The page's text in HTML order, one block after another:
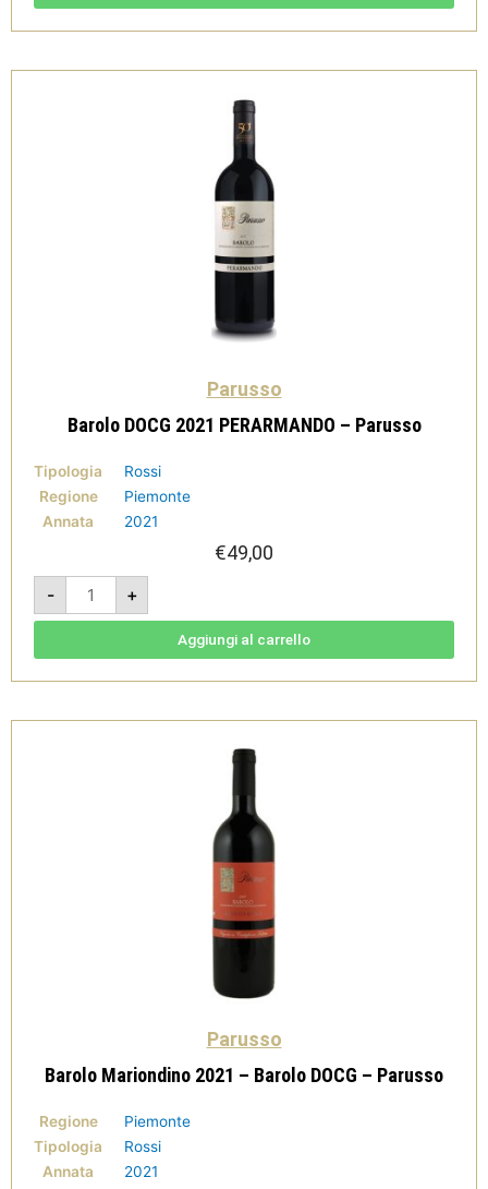
-
Parusso
Barolo DOCG 2021 PERARMANDO – Parusso
Tipologia
Rossi
Regione
Piemonte
Annata
2021
€49,00
-
Barolo
DOCG
2021
PERARMANDO
+
Aggiungi al carrello
Parusso
Barolo Mariondino 2021 – Barolo DOCG – Parusso
Regione
Piemonte
Tipologia
Rossi
Annata
2021